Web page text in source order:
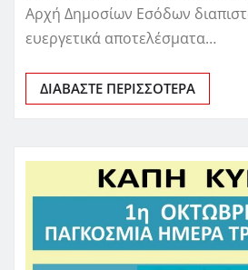
Αρχή Δημοσίων Εσόδων
ευεργετικά αποτελέσματα…
ΔΙΑΒΆΣΤΕ ΠΕΡΙΣΣΌΤΕΡΑ